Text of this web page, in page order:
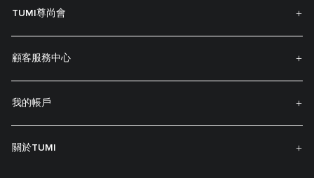
TUMI尊尚會
顧客服務中心
我的帳戶
關於TUMI